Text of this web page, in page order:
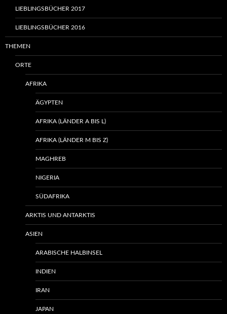
LIEBLINGSBÜCHER 2017
LIEBLINGSBÜCHER 2016
THEMEN
ORTE
AFRIKA
ÄGYPTEN
AFRIKA (LÄNDER A BIS L)
AFRIKA (LÄNDER M BIS Z)
MAGHREB
NIGERIA
SÜDAFRIKA
ARKTIS UND ANTARKTIS
ASIEN
ARABISCHE HALBINSEL
INDIEN
IRAN
JAPAN